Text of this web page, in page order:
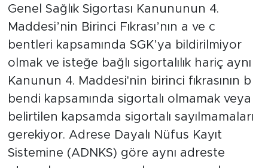
Genel Sağlık Sigortası Kanununun 4.
Maddesi’nin Birinci Fıkrası’nın a ve c
bentleri kapsamında SGK’ya bildirilmiyor
olmak ve isteğe bağlı sigortalılık hariç aynı
Kanunun 4. Maddesi'nin birinci fıkrasının b
bendi kapsamında sigortalı olmamak veya
belirtilen kapsamda sigortalı sayılmamaları
gerekiyor. Adrese Dayalı Nüfus Kayıt
Sistemine (ADNKS) göre aynı adreste